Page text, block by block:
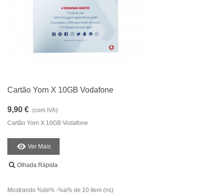
Cartão Yorn X 10GB Vodafone
9,90 € (com IVA)
Cartão Yorn X 10GB Vodafone
Ver Mais
Olhada Rápida
Mostrando %de% -%a% de 10 item (ns)